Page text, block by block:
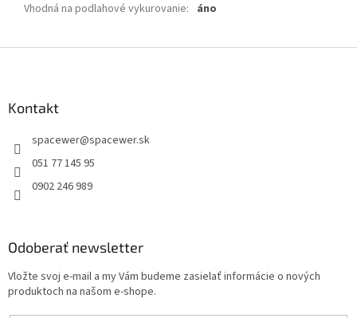
Vhodná na podlahové vykurovanie: áno
Kontakt
spacewer@spacewer.sk
051 77 145 95
0902 246 989
Odoberať newsletter
Vložte svoj e-mail a my Vám budeme zasielať informácie o nových
produktoch na našom e-shope.